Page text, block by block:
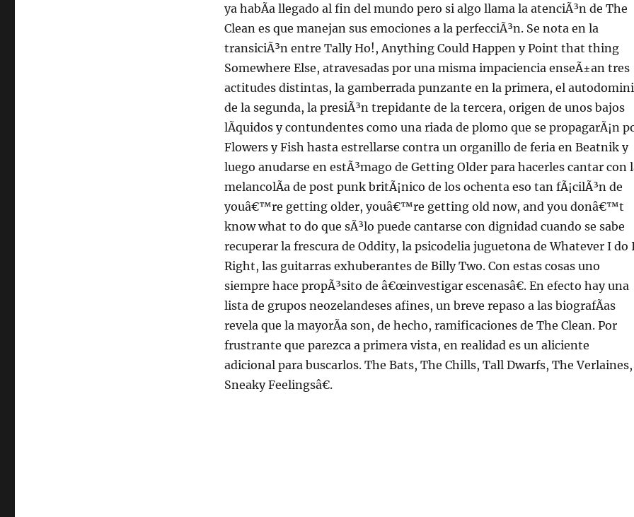
ya habÃ­a llegado al fin del mundo pero si algo llama la atenciÃ³n de The
Clean es que manejan sus emociones a la perfecciÃ³n. Se nota en la
transiciÃ³n entre Tally Ho!, Anything Could Happen y Point that thing
Somewhere Else, atravesadas por una misma impaciencia enseÃ±an tres
actitudes distintas, la gamberrada punzante en la primera, el
de la segunda, la presiÃ³n trepidante de la tercera, origen de unos bajos
lÃ­quidos y contundentes como una riada de plomo que se propagarÃ¡n
Flowers y Fish hasta estrellarse contra un organillo de feria en Beatnik y
luego anudarse en estÃ³mago de Getting Older para hacerles cantar con
melancolÃ­a de post punk britÃ¡nico de los ochenta eso tan fÃ¡cilÃ³n de
youâ€™re getting older, youâ€™re getting old now, and you donâ€™t
know what to do que sÃ³lo puede cantarse con dignidad cuando se sabe
recuperar la frescura de Oddity, la psicodelia juguetona de Whatever I do
Right, las guitarras exhuberantes de Billy Two. Con estas cosas uno
siempre hace propÃ³sito de â€œinvestigar escenasâ€. En efecto hay una
lista de grupos neozelandeses afines, un breve repaso a las biografÃ­as
revela que la mayorÃ­a son, de hecho, ramificaciones de The Clean. Por
frustrante que parezca a primera vista, en realidad es un aliciente
adicional para buscarlos. The Bats, The Chills, Tall Dwarfs, The Verlaines,
Sneaky Feelingsâ€.